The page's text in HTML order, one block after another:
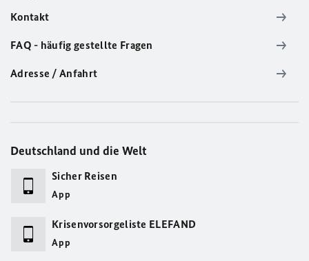
Kontakt
FAQ - häufig gestellte Fragen
Adresse / Anfahrt
Deutschland und die Welt
Sicher Reisen
App
Krisenvorsorgeliste ELEFAND
App